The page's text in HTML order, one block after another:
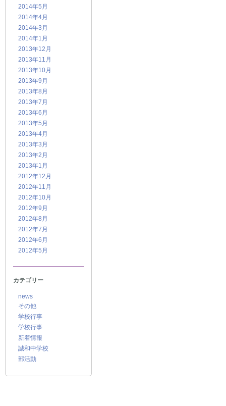
2014年5月
2014年4月
2014年3月
2014年1月
2013年12月
2013年11月
2013年10月
2013年9月
2013年8月
2013年7月
2013年6月
2013年5月
2013年4月
2013年3月
2013年2月
2013年1月
2012年12月
2012年11月
2012年10月
2012年9月
2012年8月
2012年7月
2012年6月
2012年5月
カテゴリー
news
その他
学校行事
学校行事
新着情報
誠和中学校
部活動